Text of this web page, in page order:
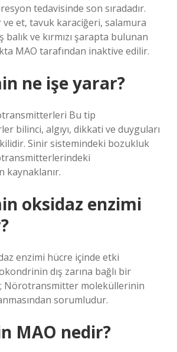
tedavisinde son sıradadır.
et, tavuk karaciğeri, salamura
ve kırmızı şarapta bulunan
MAO tarafından inaktive edilir.
ne işe yarar?
Bu tip
bilinci, algıyı, dikkati ve duyguları
Sinir sistemindeki bozukluk
kaynaklanır.
oksidaz enzimi
enzimi hücre içinde etki
dış zarına bağlı bir
Nörotransmitter moleküllerinin
sorumludur.
MAO nedir?